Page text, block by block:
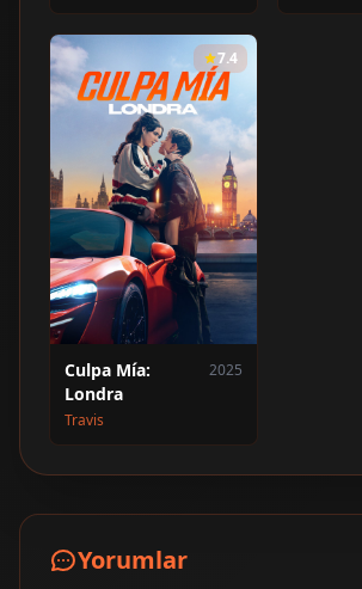
7.4
Culpa Mía:
Londra
2025
Travis
Yorumlar